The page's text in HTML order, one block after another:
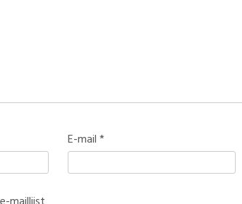
E-mail*